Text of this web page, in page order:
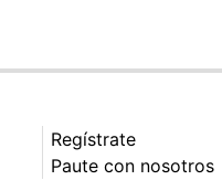
Regístrate
Paute con nosotros